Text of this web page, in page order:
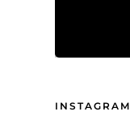
INSTAGRAM